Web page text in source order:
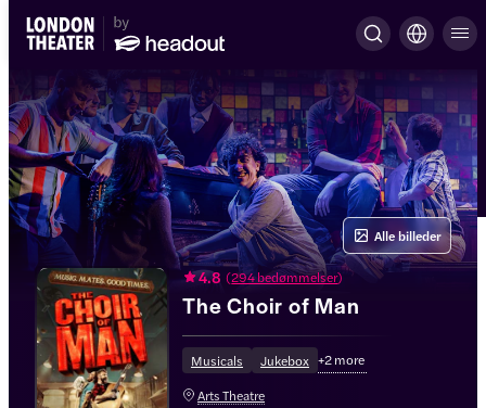
4.8 (294 bedømmelser)
The Choir of Man
Musicals Jukebox +2more
Arts Theatre
Alle billeder